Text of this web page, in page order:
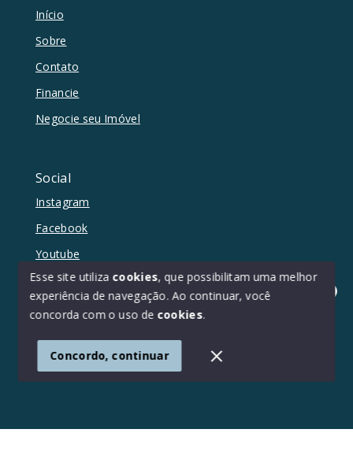
Olá! Estamos disponíveis para te ajudar.
Início
Sobre
Contato
Financie
Negocie seu Imóvel
Social
Instagram
Facebook
Youtube
© Copyright 2026 - Duetto Imóveis - Todos os direitos
SITE PARA IMOBILIARIA
Esse site utiliza cookies, que possibilitam uma melhor
experiência de navegação. Ao continuar, você
concorda com o uso de cookies.
Concordo, continuar